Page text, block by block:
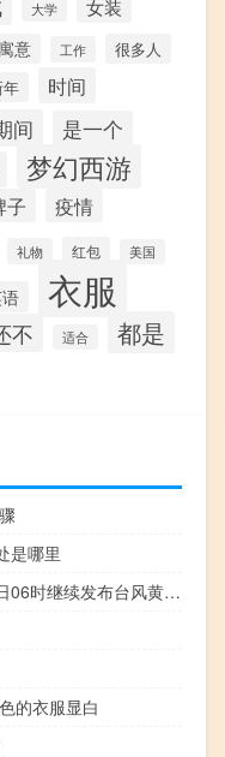
大学 女装
意 工作 很多人
年 时间
间 是一个
梦幻西游
子 疫情
礼物 红包 美国
衣服
不 适合 都是
是哪里
中央气象台10月8日06时继续发布台风黄色预警
的衣服显白